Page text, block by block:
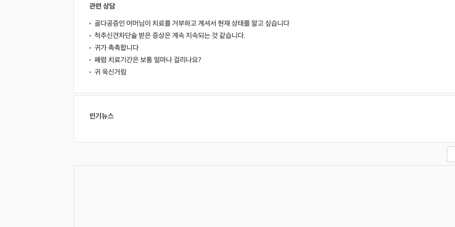
관련 상담
골다공증인 어머님이 치료를 거부하고 계셔서 현재 상태를 알고 싶습니다
척추신견차단술 받은 증상은 계속 지속되는 것 같습니다.
귀가 촉촉합니다
폐렴 치료기간은 보통 얼마나 걸리나요?
귀 욱신거림
인기뉴스